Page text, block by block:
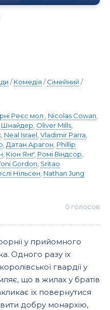
/Комедія /Сімейний /
Реєс мол. Nicolas Cowan
Шнайдер Oliver Mills
Neal Israel Vladimir Parra
Датан Арагон Phillip
Кіон Янґ Ромі Віндсор
Gordon Sritao
Нільсен Nathan Jung
0 голосов
у прийомного
Одного разу їх
гвардії у
що в жилах у братів
їх повернутися
добру монархію,